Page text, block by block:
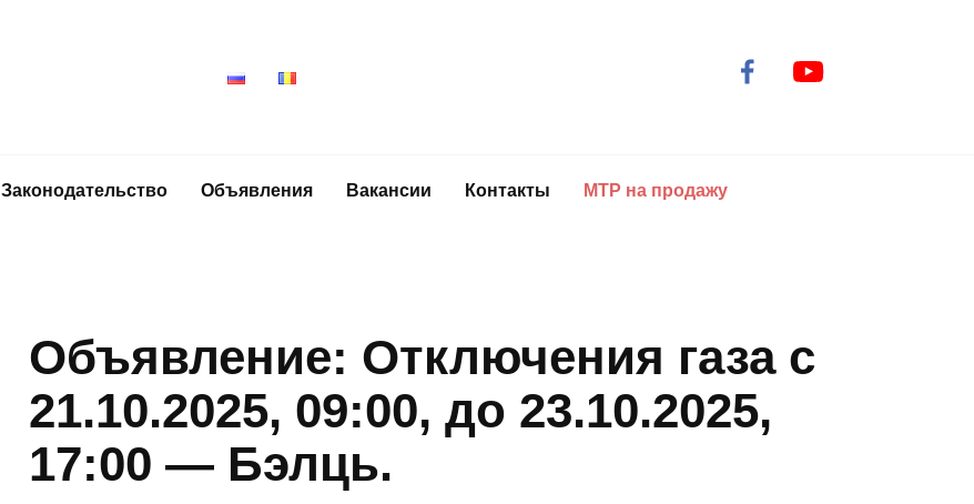
Законодательство Объявления Вакансии Контакты МТР на продажу
Объявление: Отключения газа с
21.10.2025, 09:00, до 23.10.2025,
17:00 — Бэлць.